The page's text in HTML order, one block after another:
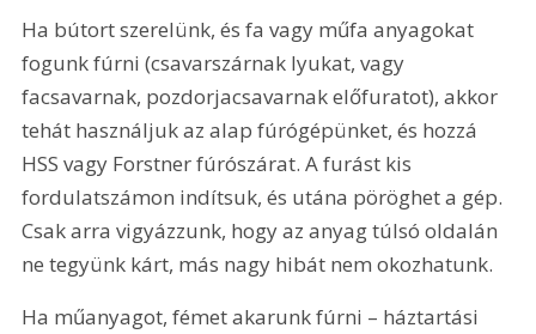
Ha bútort szerelünk, és fa vagy műfa anyagokat
fogunk fúrni (csavarszárnak lyukat, vagy
facsavarnak, pozdorjacsavarnak előfuratot), akkor
tehát használjuk az alap fúrógépünket, és hozzá
HSS vagy Forstner fúrószárat. A furást kis
fordulatszámon indítsuk, és utána pöröghet a gép.
Csak arra vigyázzunk, hogy az anyag túlsó oldalán
ne tegyünk kárt, más nagy hibát nem okozhatunk.
Ha műanyagot, fémet akarunk fúrni – háztartási